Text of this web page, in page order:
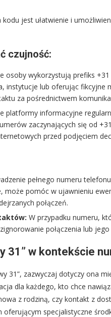
kodu jest ułatwienie i
czujność:
osoby wykorzystują prefiks
instytucje lub oferując fikcyjne
za pośrednictwem
platformy informacyjne
zaczynających się od
przed podjęciem
pełnego numeru
może pomóc w ujawnieniu
połączeń.
W przypadku numeru,
połączenia lub
31” w kontekście
31”, zazwyczaj dotyczy ona
dla każdego, kto chce
z rodziną, czy kontakt z
specjalistyczne